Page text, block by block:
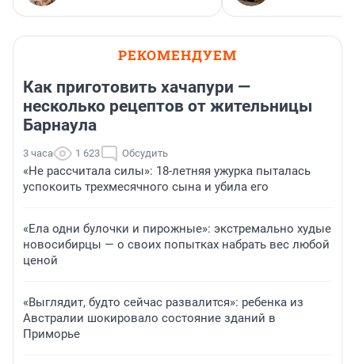
РЕКОМЕНДУЕМ
Как приготовить хачапури —
несколько рецептов от жительницы
Барнаула
3 часа 1 623 Обсудить
«Не рассчитала силы»: 18-летняя ужурка пыталась
успокоить трехмесячного сына и убила его
«Ела одни булочки и пирожные»: экстремально худые
новосибирцы — о своих попытках набрать вес любой
ценой
«Выглядит, будто сейчас развалится»: ребенка из
Австралии шокировало состояние зданий в
Приморье